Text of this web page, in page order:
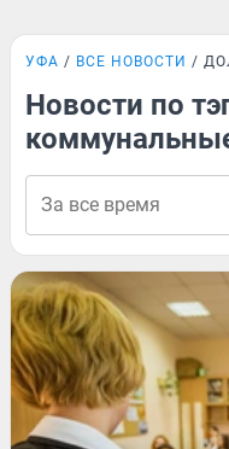
УФА ВСЕ НОВОСТИ
Новости по